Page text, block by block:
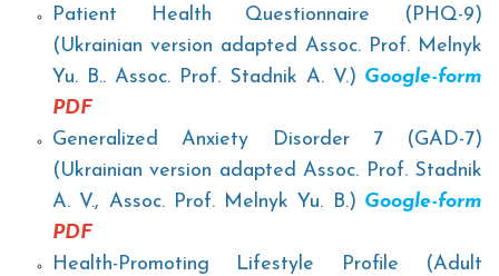
Patient Health Questionnaire (PHQ-9)
(Ukrainian version adapted Assoc. Prof. Melnyk
Yu. B.. Assoc. Prof. Stadnik A. V.) Google-form
PDF
Generalized Anxiety Disorder 7 (GAD-7)
(Ukrainian version adapted Assoc. Prof. Stadnik
A. V., Assoc. Prof. Melnyk Yu. B.) Google-form
PDF
Health-Promoting Lifestyle Profile (Adult